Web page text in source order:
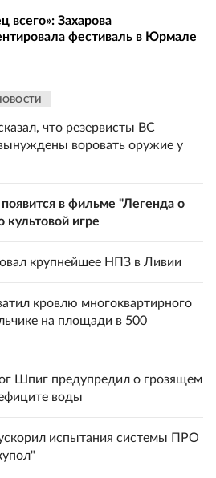
всего»: Захарова
фестиваль в Юрмале
что резервисты ВС
воровать оружие у
в фильме "Легенда о
культовой игре
крупнейшее НПЗ в Ливии
кровлю многоквартирного
на площади в 500
Шпиг предупредил о грозящем
воды
испытания системы ПРО